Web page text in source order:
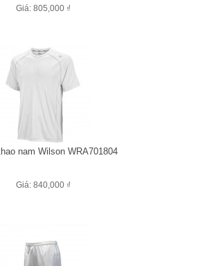
Giá: 805,000 ₫
nam Wilson WRA701804
Giá: 840,000 ₫